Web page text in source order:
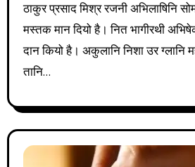
ठाकुर प्रसाद मिश्र रजनी अभिलाषिनि सोम सुधा.विभु ने जेहि
मस्तक मान दियो है। नित भागीरथी
दान कियो है। अकुलानि निशा उर ग्लानि
तानि…